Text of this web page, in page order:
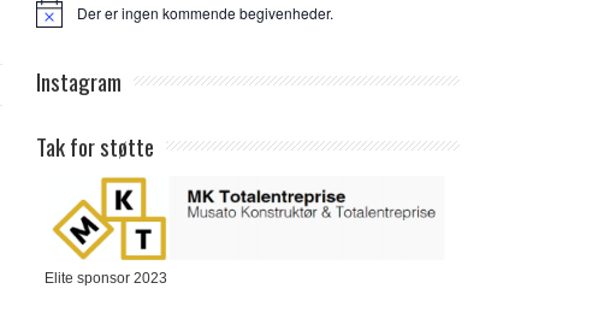
Notice Der er ingen kommende begivenheder.
Instagram
Tak for støtte
Elite sponsor 2023